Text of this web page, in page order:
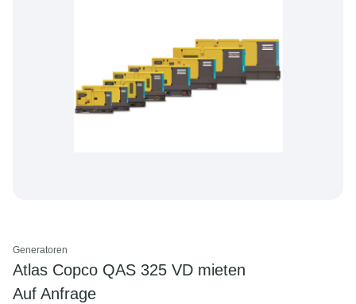
Generatoren
Atlas Copco QAS 325 VD mieten
Auf Anfrage